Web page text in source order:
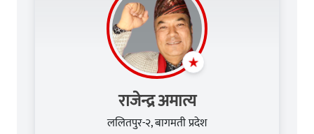
राजेन्द्र अमात्य
ललितपुर-२, बागमती प्रदेश